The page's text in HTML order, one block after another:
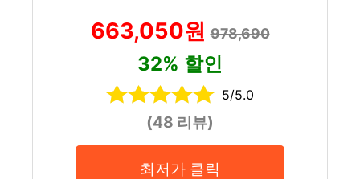
663,050원978,690
32% 할인
5/5.0
(48 리뷰)
최저가 클릭